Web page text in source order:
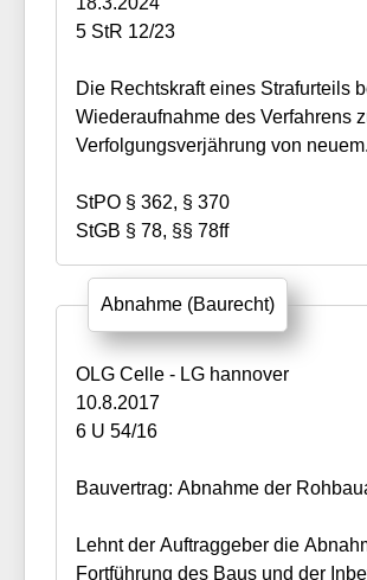
5 StR 12/23
Die Rechtskraft eines Strafurteils
Wiederaufnahme des Verfahrens
Verfolgungsverjährung von neuem.
StPO § 362, § 370
StGB § 78, §§ 78ff
Abnahme (Baurecht)
OLG Celle - LG hannover
10.8.2017
6 U 54/16
Bauvertrag: Abnahme der
Lehnt der Auftraggeber die
Fortführung des Baus und der